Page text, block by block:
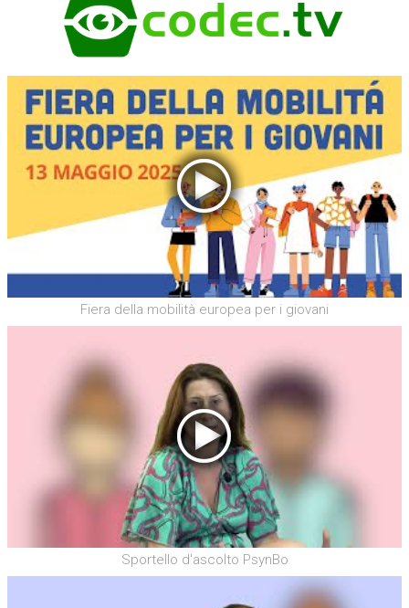
Fiera della mobilità europea per i giovani
Sportello d'ascolto PsynBo